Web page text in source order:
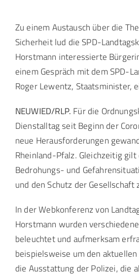
Zu einem Austausch über die
Sicherheit lud die SPD-
Horstmann interessierte
einem Gespräch mit dem SPD-
Roger Lewentz, Staatsminister,
NEUWIED/RLP. Für die
Dienstalltag seit Beginn der
neue Herausforderungen
Rheinland-Pfalz. Gleichzeitig
Bedrohungs- und
und den Schutz der Gesellschaft
In der Webkonferenz von
Horstmann wurden
beleuchtet und aufmerksam
beispielsweise um den
die Ausstattung der Polizei, die